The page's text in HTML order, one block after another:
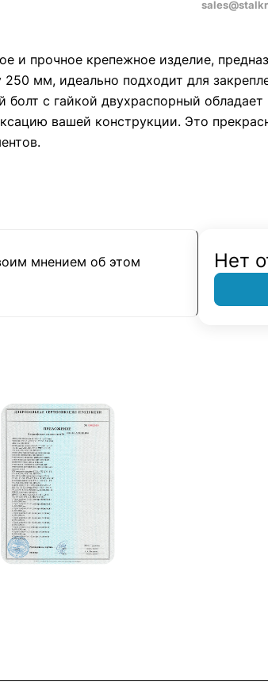
и прочное крепежное изделие,
мм, идеально подходит для
болт с гайкой двухраспорный
вашей конструкции. Это
мнением об этом
Нет